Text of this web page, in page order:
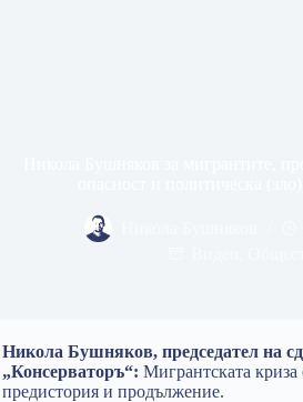
Никола Бушняков, председател на
„Консерваторъ“: Мигрантската криза
предистория и продължение.